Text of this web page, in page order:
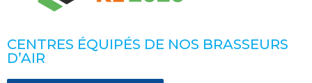
CENTRES ÉQUIPÉS DE NOS BRASSEURS
D’AIR